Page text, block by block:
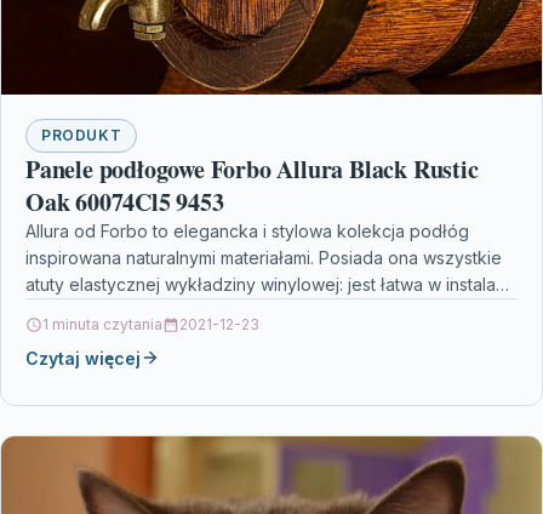
PRODUKT
Panele podłogowe Forbo Allura Black Rustic
Oak 60074Cl5 9453
Allura od Forbo to elegancka i stylowa kolekcja podłóg
inspirowana naturalnymi materiałami. Posiada ona wszystkie
atuty elastycznej wykładziny winylowej: jest łatwa w instalacji
1 minuta czytania 2021-12-23
Czytaj więcej